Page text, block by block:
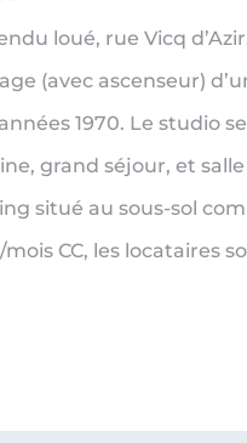
loué, rue Vicq
(avec ascenseur)
1970. Le studio
grand séjour, et
situé au sous-sol
CC, les locataires